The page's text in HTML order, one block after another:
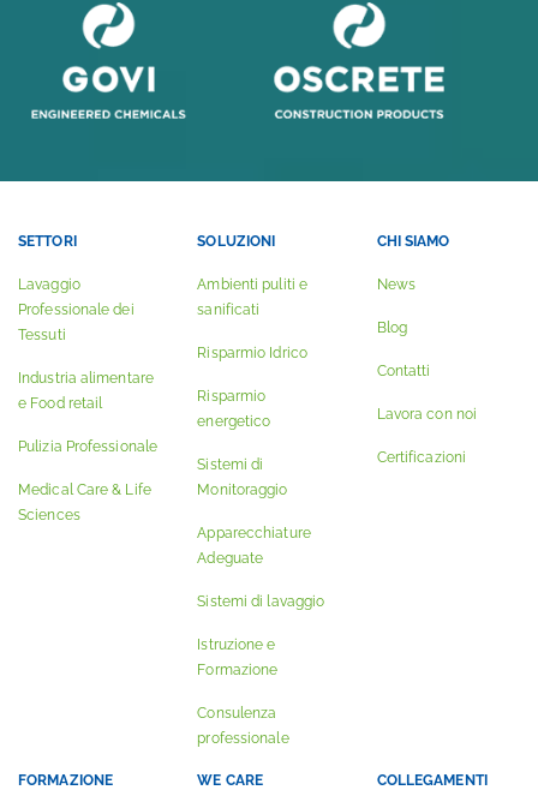
SETTORI
Lavaggio
Professionale dei
Tessuti
Industria alimentare
e Food retail
Pulizia Professionale
Medical Care & Life
Sciences
SOLUZIONI
Ambienti puliti e
sanificati
Risparmio Idrico
Risparmio
energetico
Sistemi di
Monitoraggio
Apparecchiature
Adeguate
Sistemi di lavaggio
Istruzione e
Formazione
Consulenza
professionale
CHI SIAMO
News
Blog
Contatti
Lavora con noi
Certificazioni
FORMAZIONE WE CARE COLLEGAMENTI